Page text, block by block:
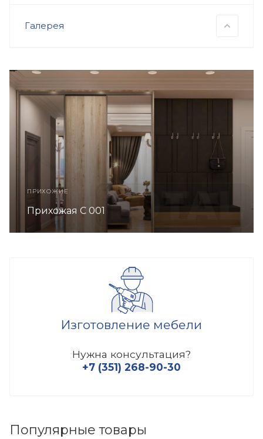
Галерея
ПРИХОЖИЕ
Прихожая C 001
Изготовление мебели
Нужна консультация?
+7 (351) 268-90-30
Популярные товары